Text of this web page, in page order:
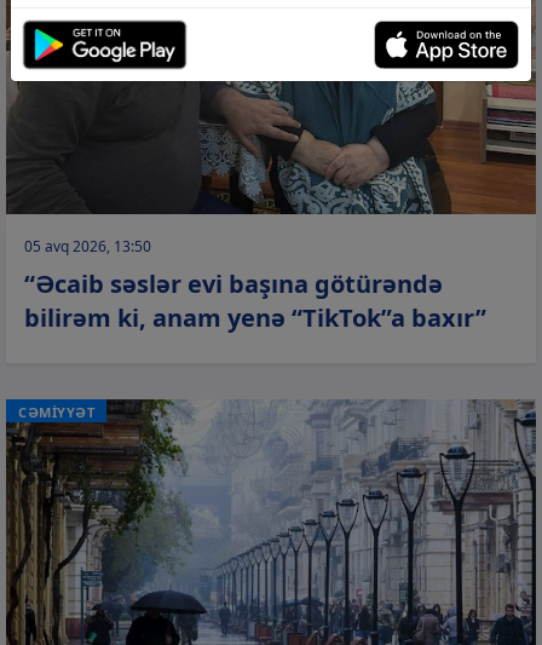
05 avq 2026, 13:50
“Əcaib səslər evi başına götürəndə
bilirəm ki, anam yenə “TikTok”a baxır”
CƏMİYYƏT